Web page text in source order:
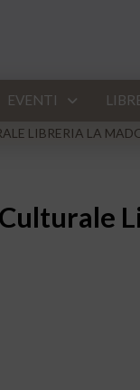
EVENTI
LIBRERIA LA